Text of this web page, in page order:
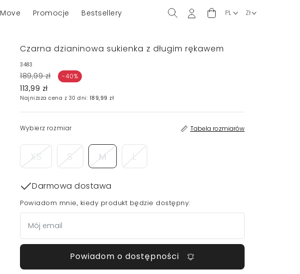
Move Promocje Bestsellery
Czarna dzianinowa sukienka z długim rękawem
3483
189,99 zł -40%
113,99 zł
Najniższa cena z 30 dni: 189,99 zł
Wybierz rozmiar Tabela rozmiarów
XS S M L
Darmowa dostawa
Powiadom mnie, kiedy produkt będzie dostępny:
Powiadom o dostępności